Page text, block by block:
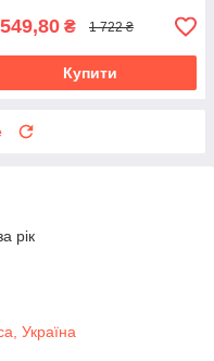
₴ 1 722 ₴
Купити
рік
Україна